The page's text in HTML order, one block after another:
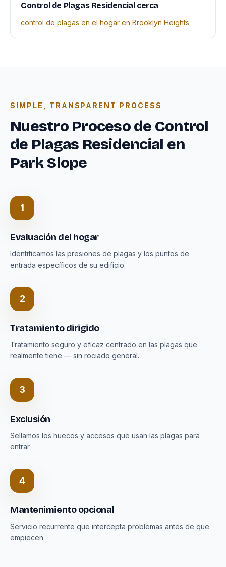
Control de Plagas Residencial cerca
control de plagas en el hogar en Brooklyn Heights
SIMPLE, TRANSPARENT PROCESS
Nuestro Proceso de Control
de Plagas Residencial en
Park Slope
1
Evaluación del hogar
Identificamos las presiones de plagas y los puntos de
entrada específicos de su edificio.
2
Tratamiento dirigido
Tratamiento seguro y eficaz centrado en las plagas que
realmente tiene — sin rociado general.
3
Exclusión
Sellamos los huecos y accesos que usan las plagas para
entrar.
4
Mantenimiento opcional
Servicio recurrente que intercepta problemas antes de que
empiecen.